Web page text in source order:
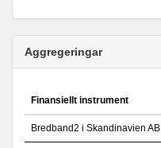
Aggregeringar
Finansiellt instrument
Bredband2 i Skandinavien AB